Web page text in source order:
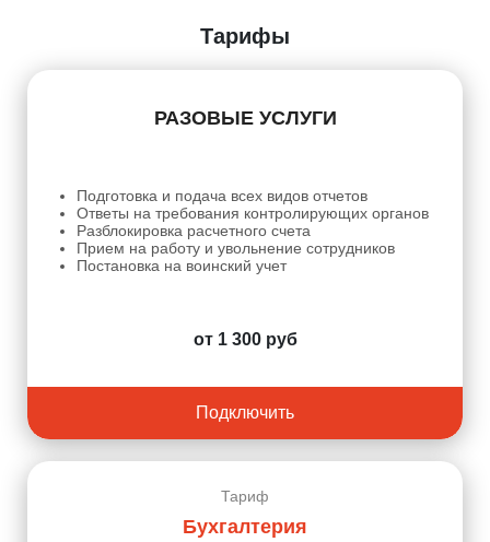
Тарифы
РАЗОВЫЕ УСЛУГИ
Подготовка и подача всех видов отчетов
Ответы на требования контролирующих органов
Разблокировка расчетного счета
Прием на работу и увольнение сотрудников
Постановка на воинский учет
от 1 300 руб
Подключить
Тариф
Бухгалтерия